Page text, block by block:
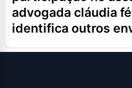
advogada cláudia
identifica outros